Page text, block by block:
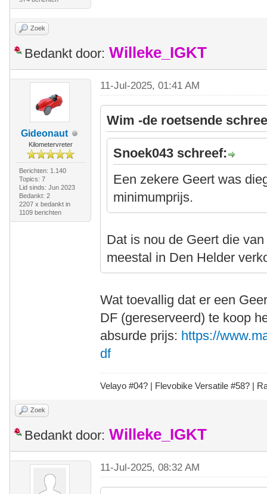
Zoek
Bedankt door: Willeke_IGKT
Gideonaut
Kilometervreter
Berichten: 1.140
Topics: 7
Lid sinds: Jun 2023
Bedankt: 2
2207 x bedankt in
1109 berichten
11-Jul-2025, 01:41 AM
Wim -de roetsende
Snoek043 schreef:
Een zekere Geert was
minimumprijs.
Dat is nou de Geert die
meestal in Den Helder
Wat toevallig dat er een
DF (gereserveerd) te koop
absurde prijs: https://
df
Velayo #04? | Flevobike Versatile #58? |
Zoek
Bedankt door: Willeke_IGKT
11-Jul-2025, 08:32 AM